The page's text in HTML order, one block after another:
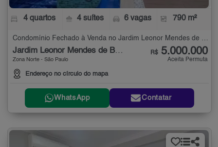
4 quartos 4 suítes 6 vagas 790 m²
Jardim Leonor Mendes de Barros
Zona Norte - São Paulo
Endereço no círculo do mapa
R$ 5.000.000
Aceita Permuta
WhatsApp Contatar